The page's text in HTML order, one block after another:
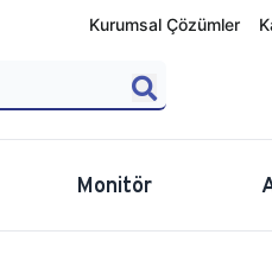
Kurumsal Çözümler
Monitör